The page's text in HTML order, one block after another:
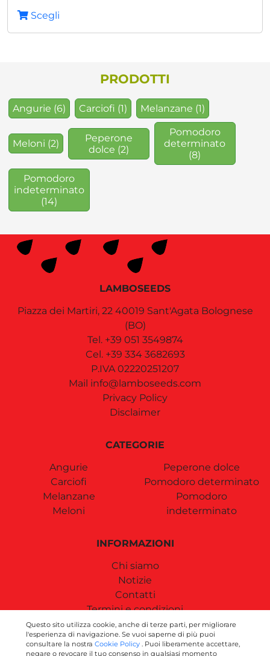
PRODOTTI
Angurie (6) Carciofi (1) Melanzane (1)
Meloni (2)
Peperone
dolce (2)
Pomodoro
determinato
(8)
Pomodoro
indeterminato
(14)
tutti i trapianti Dolce già da giallo Qualità
Scegli
LAMBOSEEDS
Piazza dei Martiri, 22 40019 Sant'Agata Bolognese
(BO)
Tel. +39 051 3549874
Cel. +39 334 3682693
P.IVA 02220251207
Mail info@lamboseeds.com
Privacy Policy
Disclaimer
CATEGORIE
Angurie
Carciofi
Melanzane
Meloni
Peperone dolce
Pomodoro determinato
Pomodoro
indeterminato
INFORMAZIONI
Chi siamo
Notizie
Contatti
Termini e condizioni
Spese di Spedizione
Questo sito utilizza cookie, anche di terze parti, per migliorare
l'esperienza di navigazione. Se vuoi saperne di più puoi
consultare la nostra Cookie Policy . Puoi liberamente accettare,
negare o revocare il tuo consenso in qualsiasi momento